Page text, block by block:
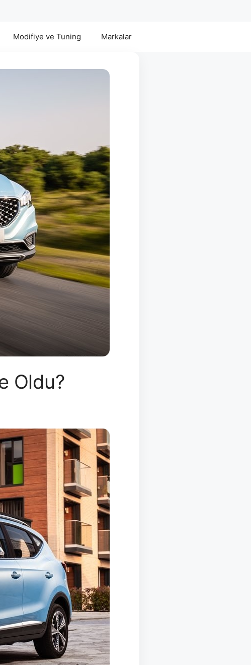
Modifiye ve Tuning Markalar
Oldu?